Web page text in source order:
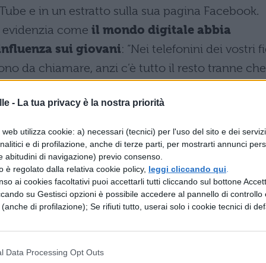
- La tua privacy è la nostra priorità
utilizza cookie: a) necessari (tecnici) per l'uso del sito e dei
e di profilazione, anche di terze parti, per mostrarti annunci
abitudini di navigazione) previo consenso.
è regolato dalla relativa cookie policy, leggi cliccando qui
ai cookies facoltativi puoi accettarli tutti cliccando sul bottone
su Gestisci opzioni è possibile accedere al pannello di controllo
di profilazione); Se rifiuti tutto, userai solo i cookie tecnici di
Data Processing Opt Outs
e in un estratto sulla sua pagina Facebook.
come il mondo digitale abbia
sui giovani: “Nei telefonini dei vostri
da chiamare, anzi c’è tutto il resto tranne che
tra passato e presente: “Se una volta
e se un genitore ti vietava di vedere quel
dovevi guardarlo di nascosto”. Oggi
lo smartphone“è tutto troppo alla portata di
fonti educative – famiglia, scuola e amicizie –
determinante: “la rete, i social”.
e ruolo della scuola